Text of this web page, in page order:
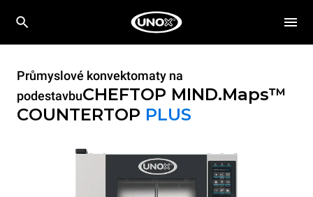
Průmyslové konvektomaty na
podestavbuCHEFTOP MIND.Maps™
COUNTERTOP PLUS